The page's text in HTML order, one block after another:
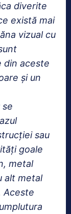
diverite
există mai
vizual cu
din aceste
şi un
se
sau
goale
metal
alt metal
Aceste